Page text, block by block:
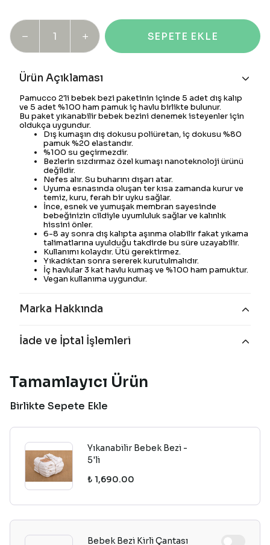
SEPETE EKLE
Ürün Açıklaması
Pamucco 2'li bebek bezi paketinin içinde 5 adet dış kalıp
ve 5 adet %100 ham pamuk iç havlu birlikte bulunur.
Bu paket yıkanabilir bebek bezini denemek isteyenler için
oldukça uygundur.
Dış kumaşın dış dokusu poliüretan, iç dokusu %80
pamuk %20 elastandır.
%100 su geçirmezdir.
Bezlerin sızdırmaz özel kumaşı nanoteknoloji ürünü
değildir.
Nefes alır. Su buharını dışarı atar.
Uyuma esnasında oluşan ter kısa zamanda kurur ve
temiz, kuru, ferah bir uyku sağlar.
İnce, esnek ve yumuşak membran sayesinde
bebeğinizin cildiyle uyumluluk sağlar ve kalınlık
hissini önler.
6-8 ay sonra dış kalıpta aşınma olabilir fakat yıkama
talimatlarına uyulduğu takdirde bu süre uzayabilir.
Kullanımı kolaydır. Ütü gerektirmez.
Yıkadıktan sonra sererek kurutulmalıdır.
İç havlular 3 kat havlu kumaş ve %100 ham pamuktur.
Vegan kullanıma uygundur.
Marka Hakkında
İade ve İptal İşlemleri
Tamamlayıcı Ürün
Birlikte Sepete Ekle
Yıkanabilir Bebek Bezi -
5'li
₺ 1,690.00
Bebek Bezi Kirli Çantası